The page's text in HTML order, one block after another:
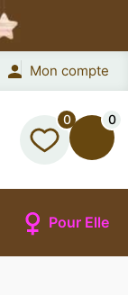
Mon compte
0 0
Pour Elle